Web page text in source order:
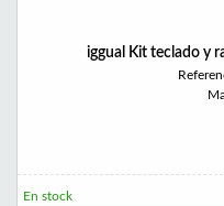
iggual Kit teclado y
En stock